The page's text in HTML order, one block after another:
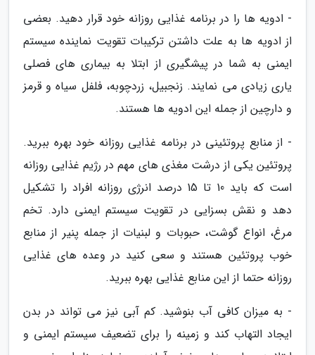
- ادویه ها را در برنامه غذایی روزانه خود قرار دهید. بعضی
از ادویه ها به علت داشتن ترکیبات تقویت نماینده سیستم
ایمنی به شما در پیشگیری از ابتلا به بیماری های فصلی
یاری زیادی می نمایند. زنجبیل، زردچوبه، فلفل سیاه و قرمز
و دارچین از جمله این ادویه ها هستند.
- از منابع پروتئینی در برنامه غذایی روزانه خود بهره ببرید.
پروتئین یکی از درشت مغذی های مهم در رژیم غذایی روزانه
است که باید 10 تا 15 درصد انرژی روزانه افراد را تشکیل
دهد و نقش بسزایی در تقویت سیستم ایمنی دارد. تخم
مرغ، انواع گوشت، حبوبات و لبنیات از جمله پنیر از منابع
خوب پروتئین هستند و سعی کنید در وعده های غذایی
روزانه حتما از این منابع غذایی بهره ببرید.
- به میزان کافی آب بنوشید. کم آبی نیز می تواند در بدن
ایجاد التهاب کند و زمینه را برای تضعیف سیستم ایمنی و